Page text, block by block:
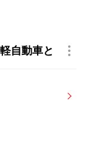
自動車と